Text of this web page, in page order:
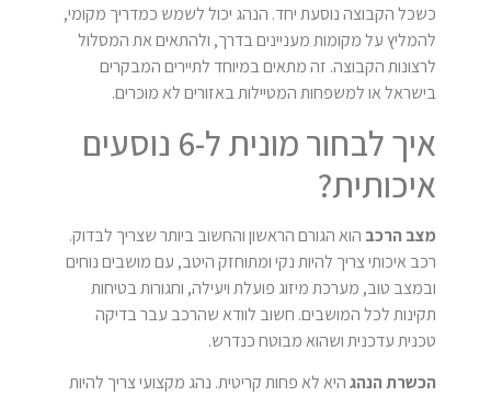
כשכל הקבוצה נוסעת יחד. הנהג יכול לשמש כמדריך מקומי,
להמליץ על מקומות מעניינים בדרך, ולהתאים את המסלול
לרצונות הקבוצה. זה מתאים במיוחד לתיירים המבקרים
בישראל או למשפחות המטיילות באזורים לא מוכרים.
איך לבחור מונית ל-6 נוסעים
איכותית?
מצב הרכב הוא הגורם הראשון והחשוב ביותר שצריך לבדוק.
רכב איכותי צריך להיות נקי ומתוחזק היטב, עם מושבים נוחים
ובמצב טוב, מערכת מיזוג פועלת ויעילה, וחגורות בטיחות
תקינות לכל המושבים. חשוב לוודא שהרכב עבר בדיקה
טכנית עדכנית ושהוא מבוטח כנדרש.
הכשרת הנהגהיא לא פחות קריטית. נהג מקצועי צריך להיות